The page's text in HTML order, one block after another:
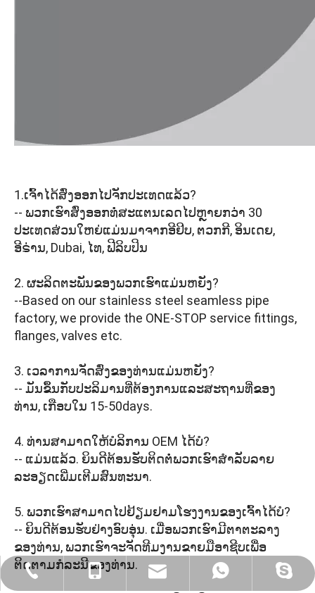
1.ເຈົ້າໄດ້ສົ່ງອອກໄປຈັກປະເທດແລ້ວ?
-- ພວກເຮົາສົ່ງອອກທໍ່ສະແຕນເລດໄປຫຼາຍກວ່າ 30
ປະເທດສ່ວນໃຫຍ່ແມ່ນມາຈາກອີຢິບ, ຕວກກີ, ອິນເດຍ,
ອີຣ່ານ, Dubai, ໄທ, ຟີລິບປິນ
2. ຜະລິດຕະພັນຂອງພວກເຮົາແມ່ນຫຍັງ?
--Based on our stainless steel seamless pipe
factory, we provide the ONE-STOP service fittings,
flanges, valves etc.
3. ເວລາການຈັດສົ່ງຂອງທ່ານແມ່ນຫຍັງ?
-- ມັນຂຶ້ນກັບປະລິມານທີ່ຕ້ອງການແລະສະຖານທີ່ຂອງ
ທ່ານ, ເກືອບໃນ 15-50days.
4. ທ່ານສາມາດໃຫ້ບໍລິການ OEM ໄດ້ບໍ?
-- ແມ່ນແລ້ວ. ຍິນດີຕ້ອນຮັບຕິດຕໍ່ພວກເຮົາສໍາລັບລາຍ
ລະອຽດເພີ່ມເຕີມສົນທະນາ.
5. ພວກເຮົາສາມາດໄປຢ້ຽມຢາມໂຮງງານຂອງເຈົ້າໄດ້ບໍ?
-- ຍິນດີຕ້ອນຮັບຢ່າງອົບອຸ່ນ. ເມື່ອພວກເຮົາມີຕາຕະລາງ
ຂອງທ່ານ, ພວກເຮົາຈະຈັດທີມງານຂາຍມືອາຊີບເພື່ອ
ຕິດຕາມກໍລະນີຂອງທ່ານ.
+86-577-86377127
+86- 15858586899
sales@sincosteel.com
+86 15858586899
sincosteel